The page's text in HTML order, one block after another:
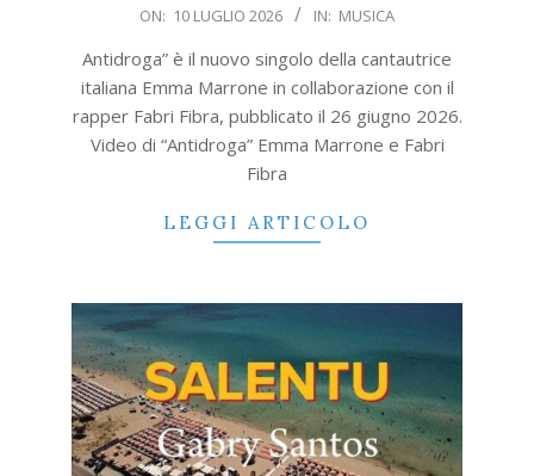
10
ON: 10 LUGLIO 2026 IN: MUSICA
Antidroga” è il nuovo singolo della cantautrice
italiana Emma Marrone in collaborazione con il
rapper Fabri Fibra, pubblicato il 26 giugno 2026.
Video di “Antidroga” Emma Marrone e Fabri
Fibra
LEGGI ARTICOLO